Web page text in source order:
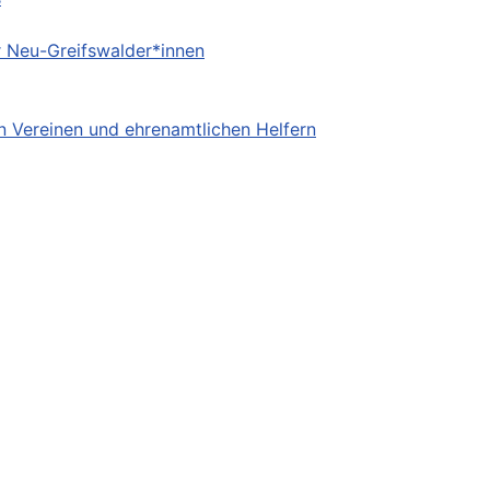
Greifswalder*innen
und ehrenamtlichen Helfern